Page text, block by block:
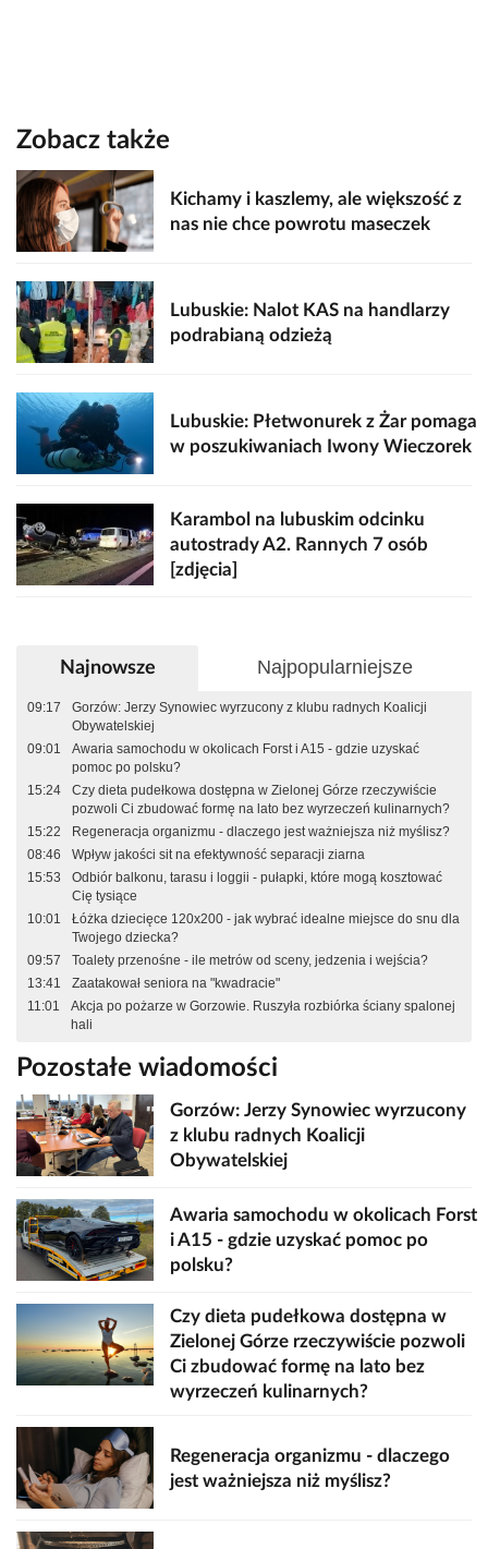
Zobacz także
Kichamy i kaszlemy, ale większość z
nas nie chce powrotu maseczek
Lubuskie: Nalot KAS na handlarzy
podrabianą odzieżą
Lubuskie: Płetwonurek z Żar pomaga
w poszukiwaniach Iwony Wieczorek
Karambol na lubuskim odcinku
autostrady A2. Rannych 7 osób
[zdjęcia]
Najnowsze Najpopularniejsze
09:17
Gorzów: Jerzy Synowiec wyrzucony z klubu radnych Koalicji
Obywatelskiej
09:01
Awaria samochodu w okolicach Forst i A15 - gdzie uzyskać
pomoc po polsku?
15:24
Czy dieta pudełkowa dostępna w Zielonej Górze rzeczywiście
pozwoli Ci zbudować formę na lato bez wyrzeczeń kulinarnych?
15:22
Regeneracja organizmu - dlaczego jest ważniejsza niż myślisz?
08:46
Wpływ jakości sit na efektywność separacji ziarna
15:53
Odbiór balkonu, tarasu i loggii - pułapki, które mogą kosztować
Cię tysiące
10:01
Łóżka dziecięce 120x200 - jak wybrać idealne miejsce do snu dla
Twojego dziecka?
09:57
Toalety przenośne - ile metrów od sceny, jedzenia i wejścia?
13:41
Zaatakował seniora na "kwadracie"
11:01
Akcja po pożarze w Gorzowie. Ruszyła rozbiórka ściany spalonej
hali
Pozostałe wiadomości
Gorzów: Jerzy Synowiec wyrzucony
z klubu radnych Koalicji
Obywatelskiej
Awaria samochodu w okolicach Forst
i A15 - gdzie uzyskać pomoc po
polsku?
Czy dieta pudełkowa dostępna w
Zielonej Górze rzeczywiście pozwoli
Ci zbudować formę na lato bez
wyrzeczeń kulinarnych?
Regeneracja organizmu - dlaczego
jest ważniejsza niż myślisz?